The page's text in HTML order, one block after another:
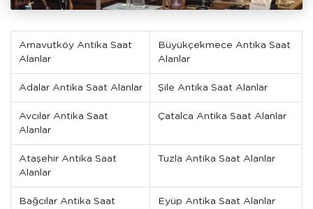
Arnavutköy Antika Saat
Alanlar
Büyükçekmece Antika Saat
Alanlar
Adalar Antika Saat Alanlar Şile Antika Saat Alanlar
Avcılar Antika Saat
Alanlar
Çatalca Antika Saat Alanlar
Ataşehir Antika Saat
Alanlar
Tuzla Antika Saat Alanlar
Bağcılar Antika Saat
Eyüp Antika Saat Alanlar